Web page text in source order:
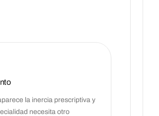
la inercia prescriptiva y
necesita otro